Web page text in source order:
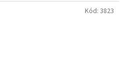
Kód: 3823